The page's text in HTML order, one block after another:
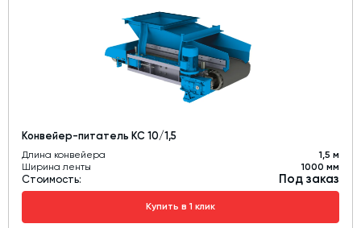
Конвейер-питатель КС 10/1,5
Длина конвейера
1,5 м
Ширина ленты
1000 мм
Стоимость: Под заказ
Купить в 1 клик